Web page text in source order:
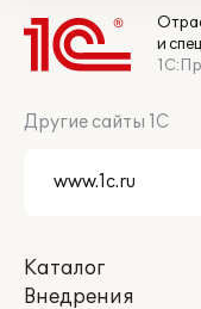
и
Другие сайты 1С
Каталог
Внедрения